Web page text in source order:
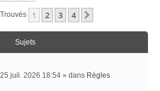
1 2 3 4
Sujets
juil. 2026 18:54 » dans Règles